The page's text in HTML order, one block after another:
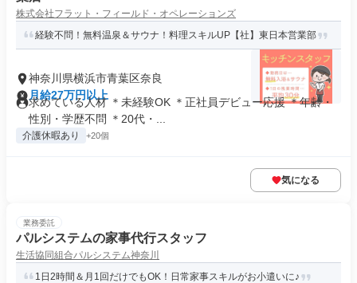
株式会社フラット・フィールド・オペレーションズ
経験不問！無料温泉＆サウナ！料理スキルUP【社】東日本営業部
神奈川県横浜市青葉区奈良
月給27万円以上
求めている人材 ＊未経験OK ＊正社員デビュー応援 ＊年齢・
性別・学歴不問 ＊20代・...
介護休暇あり +20個
気になる
業務委託
パルシステムの家事代行スタッフ
生活協同組合パルシステム神奈川
1日2時間＆月1回だけでもOK！日常家事スキルがお小遣いに♪